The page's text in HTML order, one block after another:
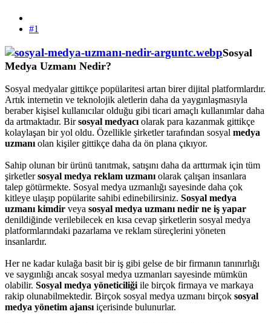
#1
Sosyal
Medya Uzmanı Nedir?
Sosyal medyalar gittikçe popülaritesi artan birer dijital platformlardır.
Artık internetin ve teknolojik aletlerin daha da yaygınlaşmasıyla
beraber kişisel kullanıcılar olduğu gibi ticari amaçlı kullanımlar daha
da artmaktadır. Birsosyal medyacı olarak para kazanmak gittikçe
kolaylaşan bir yol oldu. Özellikle şirketler tarafından sosyal medya
uzmanı olan kişiler gittikçe daha da ön plana çıkıyor.
Sahip olunan bir ürünü tanıtmak, satışını daha da arttırmak için tüm
şirketlersosyal medya reklam uzmanı olarak çalışan insanlara
talep götürmekte. Sosyal medya uzmanlığı sayesinde daha çok
kitleye ulaşıp popülarite sahibi edinebilirsiniz. Sosyal medya
uzmanı kimdir veya sosyal medya uzmanı nedir ne iş yapar
denildiğinde verilebilecek en kısa cevap şirketlerin sosyal medya
platformlarındaki pazarlama ve reklam süreçlerini yöneten
insanlardır.
Her ne kadar kulağa basit bir iş gibi gelse de bir firmanın tanınırlığı
ve saygınlığı ancak sosyal medya uzmanları sayesinde mümkün
olabilir. Sosyal medya yöneticiliği ile birçok firmaya ve markaya
rakip olunabilmektedir. Birçok sosyal medya uzmanı birçok sosyal
medya yönetim ajansı içerisinde bulunurlar.